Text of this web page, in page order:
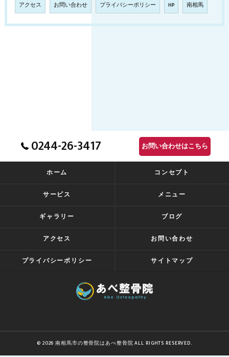
アクセス お問い合わせ プライバシーポリシー HP 南相馬
0244-26-3417 お問い合わせはこちら
ホーム コンセプト
サービス メニュー
ギャラリー ブログ
アクセス お問い合わせ
プライバシーポリシー サイトマップ
© 2026 南相馬市の整骨院はあべ整骨院 ALL RIGHTS RESERVED.